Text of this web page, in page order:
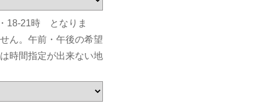
18-21時 となりま
ん。午前・午後の希望
時間指定が出来ない地